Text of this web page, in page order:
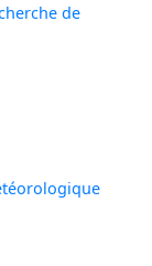
de